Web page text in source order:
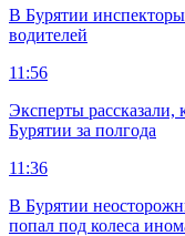
В Бурятии
водителей
11:56
Эксперты рассказали,
Бурятии за полгода
11:36
В Бурятии
попал под колеса